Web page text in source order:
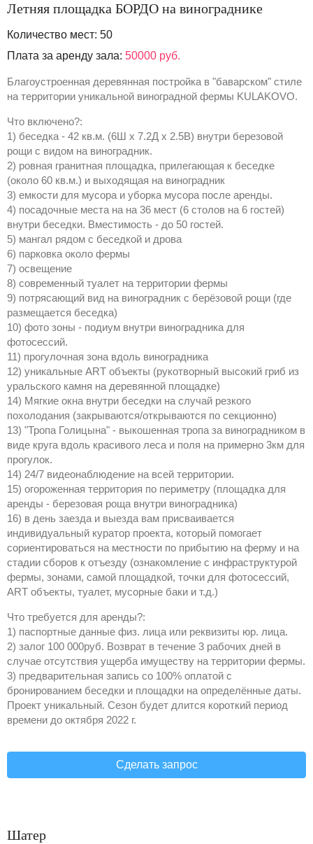
Летняя площадка БОРДО на винограднике
Количество мест: 50
Плата за аренду зала: 50000 руб.
Благоустроенная деревянная постройка в "баварском" стиле
на территории уникальной виноградной фермы KULAKOVO.
Что включено?:
1) беседка - 42 кв.м. (6Ш х 7.2Д х 2.5В) внутри березовой
рощи с видом на виноградник.
2) ровная гранитная площадка, прилегающая к беседке
(около 60 кв.м.) и выходящая на виноградник
3) емкости для мусора и уборка мусора после аренды.
4) посадочные места на на 36 мест (6 столов на 6 гостей)
внутри беседки. Вместимость - до 50 гостей.
5) мангал рядом с беседкой и дрова
6) парковка около фермы
7) освещение
8) современный туалет на территории фермы
9) потрясающий вид на виноградник с берёзовой рощи (где
размещается беседка)
10) фото зоны - подиум внутри виноградника для
фотосессий.
11) прогулочная зона вдоль виноградника
12) уникальные ART объекты (рукотворный высокий гриб из
уральского камня на деревянной площадке)
14) Мягкие окна внутри беседки на случай резкого
похолодания (закрываются/открываются по секционно)
13) "Тропа Голицына" - выкошенная тропа за виноградником в
виде круга вдоль красивого леса и поля на примерно 3км для
прогулок.
14) 24/7 видеонаблюдение на всей территории.
15) огороженная территория по периметру (площадка для
аренды - березовая роща внутри виноградника)
16) в день заезда и выезда вам присваивается
индивидуальный куратор проекта, который помогает
сориентироваться на местности по прибытию на ферму и на
стадии сборов к отъезду (ознакомление с инфраструктурой
фермы, зонами, самой площадкой, точки для фотосессий,
ART объекты, туалет, мусорные баки и т.д.)
Что требуется для аренды?:
1) паспортные данные физ. лица или реквизиты юр. лица.
2) залог 100 000руб. Возврат в течение 3 рабочих дней в
случае отсутствия ущерба имуществу на территории фермы.
3) предварительная запись со 100% оплатой с
бронированием беседки и площадки на определённые даты.
Проект уникальный. Сезон будет длится короткий период
времени до октября 2022 г.
Сделать запрос
Шатер